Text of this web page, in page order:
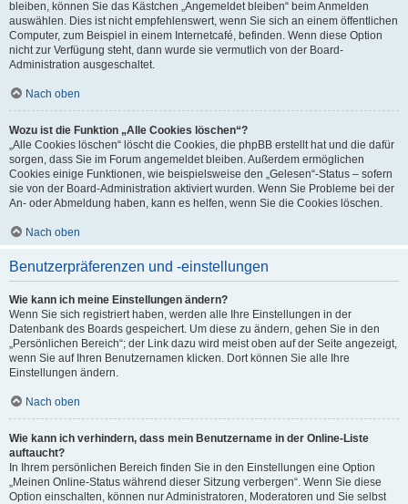
bleiben, können Sie das Kästchen „Angemeldet bleiben“ beim Anmelden
auswählen. Dies ist nicht empfehlenswert, wenn Sie sich an einem öffentlichen
Computer, zum Beispiel in einem Internetcafé, befinden. Wenn diese Option
nicht zur Verfügung steht, dann wurde sie vermutlich von der Board-
Administration ausgeschaltet.
Nach oben
Wozu ist die Funktion „Alle Cookies löschen“?
„Alle Cookies löschen“ löscht die Cookies, die phpBB erstellt hat und die dafür
sorgen, dass Sie im Forum angemeldet bleiben. Außerdem ermöglichen
Cookies einige Funktionen, wie beispielsweise den „Gelesen“-Status – sofern
sie von der Board-Administration aktiviert wurden. Wenn Sie Probleme bei der
An- oder Abmeldung haben, kann es helfen, wenn Sie die Cookies löschen.
Nach oben
Benutzerpräferenzen und -einstellungen
Wie kann ich meine Einstellungen ändern?
Wenn Sie sich registriert haben, werden alle Ihre Einstellungen in der
Datenbank des Boards gespeichert. Um diese zu ändern, gehen Sie in den
„Persönlichen Bereich“; der Link dazu wird meist oben auf der Seite angezeigt,
wenn Sie auf Ihren Benutzernamen klicken. Dort können Sie alle Ihre
Einstellungen ändern.
Nach oben
Wie kann ich verhindern, dass mein Benutzername in der Online-Liste
auftaucht?
In Ihrem persönlichen Bereich finden Sie in den Einstellungen eine Option
„Meinen Online-Status während dieser Sitzung verbergen“. Wenn Sie diese
Option einschalten, können nur Administratoren, Moderatoren und Sie selbst